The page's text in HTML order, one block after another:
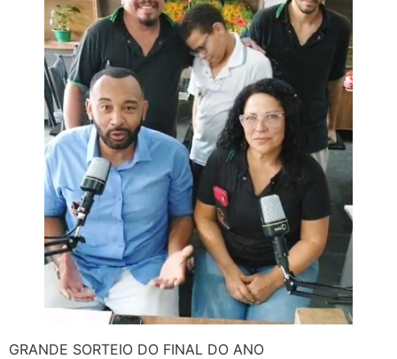
GRANDE SORTEIO DO FINAL DO ANO